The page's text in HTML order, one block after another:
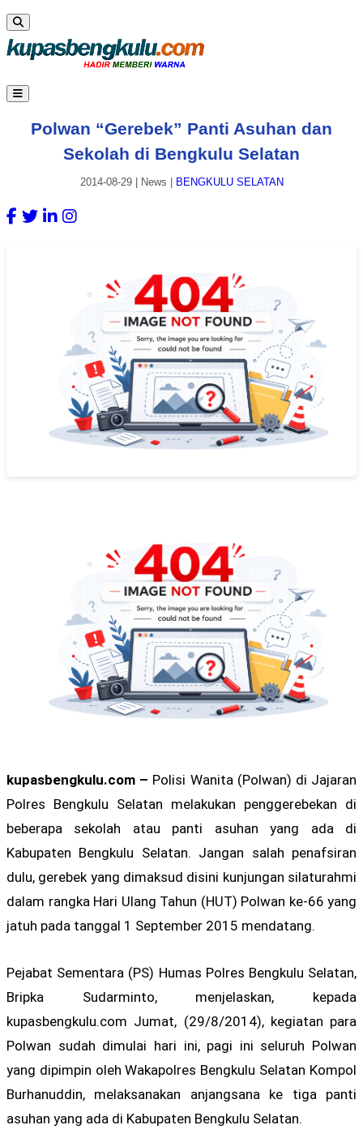
Polwan “Gerebek” Panti Asuhan dan
Sekolah di Bengkulu Selatan
2014-08-29| News BENGKULU SELATAN
kupasbengkulu.com – Polisi Wanita (Polwan) di Jajaran
Polres Bengkulu Selatan melakukan penggerebekan di
beberapa sekolah atau panti asuhan yang ada di
Kabupaten Bengkulu Selatan. Jangan salah penafsiran
dulu, gerebek yang dimaksud disini kunjungan silaturahmi
dalam rangka Hari Ulang Tahun (HUT) Polwan ke-66 yang
jatuh pada tanggal 1 September 2015 mendatang.
Pejabat Sementara (PS) Humas Polres Bengkulu Selatan,
Bripka Sudarminto, menjelaskan, kepada
kupasbengkulu.com Jumat, (29/8/2014), kegiatan para
Polwan sudah dimulai hari ini, pagi ini seluruh Polwan
yang dipimpin oleh Wakapolres Bengkulu Selatan Kompol
Burhanuddin, melaksanakan anjangsana ke tiga panti
asuhan yang ada di Kabupaten Bengkulu Selatan.